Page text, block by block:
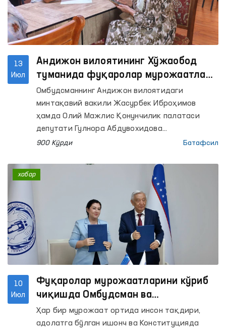
13
Июл
Андижон вилоятининг Хўжаобод
туманида фуқаролар мурожаатлари
маҳаллабай ўрганилди
Омбудсманнинг Андижон вилоятидаги
минтақавий вакили Жасурбек Иброҳимов
ҳамда Олий Мажлис Қонунчилик палатаси
депутати Гулнора Абдувохидова
ҳамкорлигида фуқаролар мурожаатларини
вилоятининг Хўжаобод туманида сайёр қабул
ташкил этилди.
900 Кўрди Батафсил
10
Июл
Фуқаролар мурожаатларини кўриб
чиқишда Омбудсман ва
Конституциявий суднинг
ҳамкорлигини кучайтириш
Ҳар бир мурожаат ортида инсон тақдири,
адолатга бўлган ишонч ва Конституцияда
хабар